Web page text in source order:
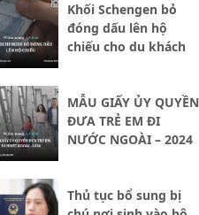
Khối Schengen bỏ
đóng dấu lên hộ
chiếu cho du khách
MẪU GIẤY ỦY QUYỀN
ĐƯA TRẺ EM ĐI
NƯỚC NGOÀI – 2024
Thủ tục bổ sung bị